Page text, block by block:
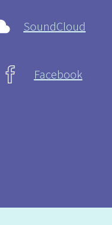
SoundCloud
Facebook